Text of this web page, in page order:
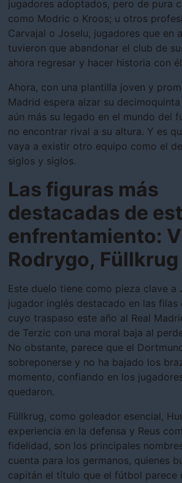
jugadores adoptados, pero de pura
como Modric o Kroos; u otros
Carvajal o Joselu, jugadores que en
tuvieron que abandonar el club de
ahora regresar y hacer historia con
Ahora, con una plantilla joven y
Madrid espera alzar su
aún más su legado en el mundo del
no encontrar rival a su altura. Y es
vaya a existir otro equipo como el
siglos y siglos.
Las figuras más
destacadas de
enfrentamiento:
Rodrygo, Füllkrug
Este duelo tiene como pieza clave a
jugador inglés destacado en las filas
cuyo traspaso este año al Real
de Terzic con una moral baja al
No obstante, parece que el
sobreponerse y no ha bajado los
momento, confiando en los
quedaron.
Füllkrug, como goleador esencial,
experiencia en la defensa y Reus
fidelidad, son los principales
cuenta para los germanos, quienes
capitán el título que el fútbol parece